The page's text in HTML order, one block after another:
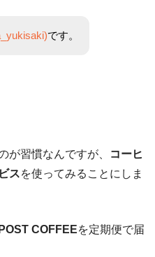
です。
が習慣なんですが、
コーヒ
スを使ってみることにしま
POST COFFEEを定期便で届